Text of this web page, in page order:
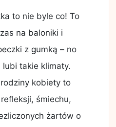
to nie byle co! To
na baloniki i
z gumką – no
takie klimaty.
kobiety to
śmiechu,
żartów o